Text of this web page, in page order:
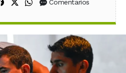
Compartir en Facebook
Compartir en X (Twitter)
Compartir en WhatsApp
Comentarios